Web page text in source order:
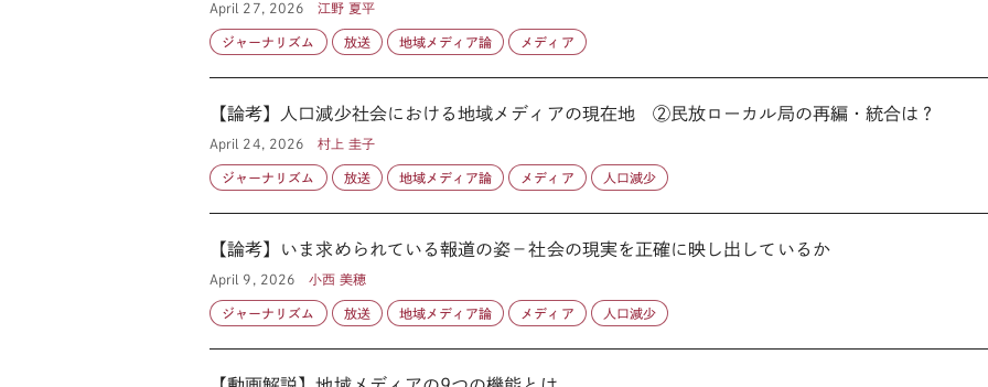
April 27, 2026 江野 夏平
ジャーナリズム 放送 地域メディア論 メディア
【論考】人口減少社会における地域メディアの現在地 ②民放ローカル局の再編・統合は？
April 24, 2026 村上 圭子
ジャーナリズム 放送 地域メディア論 メディア 人口減少
【論考】いま求められている報道の姿－社会の現実を正確に映し出しているか
April 9, 2026 小西 美穂
ジャーナリズム 放送 地域メディア論 メディア 人口減少